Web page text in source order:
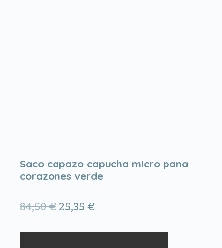
Saco capazo capucha micro pana
corazones verde
84,50€El
25,35€